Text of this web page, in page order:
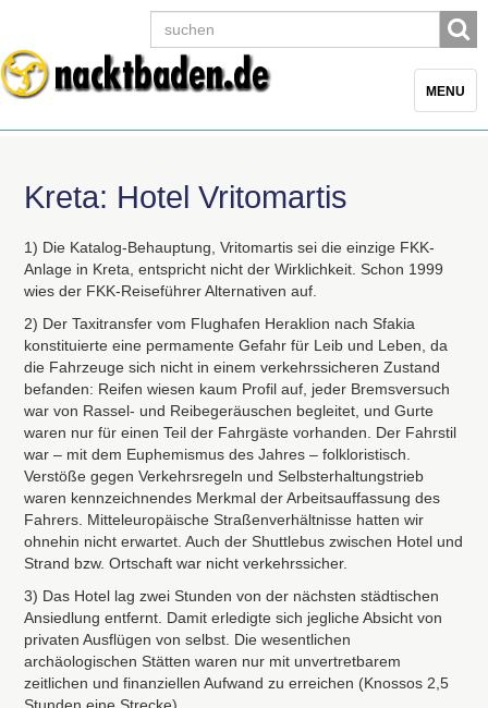
Toggle
MENU
Kreta: Hotel Vritomartis
1) Die Katalog-Behauptung, Vritomartis sei die einzige FKK-
Anlage in Kreta, entspricht nicht der Wirklichkeit. Schon 1999
wies der FKK-Reiseführer Alternativen auf.
2) Der Taxitransfer vom Flughafen Heraklion nach Sfakia
konstituierte eine permamente Gefahr für Leib und Leben, da
die Fahrzeuge sich nicht in einem verkehrssicheren Zustand
befanden: Reifen wiesen kaum Profil auf, jeder Bremsversuch
war von Rassel- und Reibegeräuschen begleitet, und Gurte
waren nur für einen Teil der Fahrgäste vorhanden. Der Fahrstil
war – mit dem Euphemismus des Jahres – folkloristisch.
Verstöße gegen Verkehrsregeln und Selbsterhaltungstrieb
waren kennzeichnendes Merkmal der Arbeitsauffassung des
Fahrers. Mitteleuropäische Straßenverhältnisse hatten wir
ohnehin nicht erwartet. Auch der Shuttlebus zwischen Hotel und
Strand bzw. Ortschaft war nicht verkehrssicher.
3) Das Hotel lag zwei Stunden von der nächsten städtischen
Ansiedlung entfernt. Damit erledigte sich jegliche Absicht von
privaten Ausflügen von selbst. Die wesentlichen
archäologischen Stätten waren nur mit unvertretbarem
zeitlichen und finanziellen Aufwand zu erreichen (Knossos 2,5